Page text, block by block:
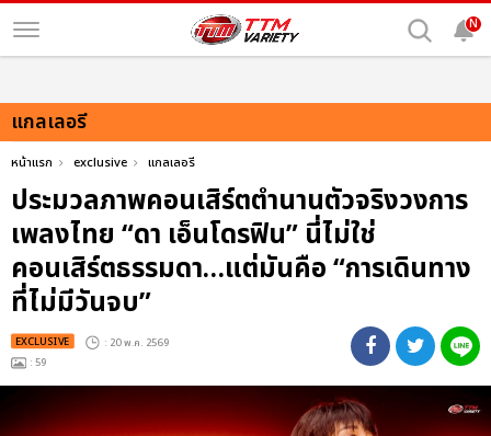
N
แกลเลอรี
หน้าแรก exclusive แกลเลอรี
ประมวลภาพคอนเสิร์ตตำนานตัวจริงวงการ
เพลงไทย “ดา เอ็นโดรฟิน” นี่ไม่ใช่
คอนเสิร์ตธรรมดา…แต่มันคือ “การเดินทาง
ที่ไม่มีวันจบ”
EXCLUSIVE : 20 พ.ค. 2569
: 59